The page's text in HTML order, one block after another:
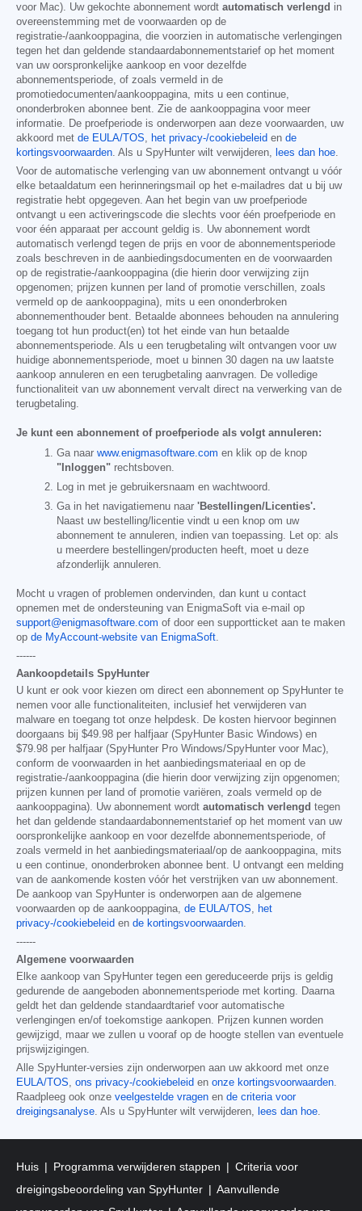
voor Mac). Uw gekochte abonnement wordt automatisch verlengd in
overeenstemming met de voorwaarden op de
registratie-/aankooppagina, die voorzien in automatische verlengingen
tegen het dan geldende standaardabonnementstarief op het moment
van uw oorspronkelijke aankoop en voor dezelfde
abonnementsperiode, of zoals vermeld in de
promotiedocumenten/aankooppagina, mits u een continue,
ononderbroken abonnee bent. Zie de aankooppagina voor meer
informatie. De proefperiode is onderworpen aan deze voorwaarden, uw
akkoord met de EULA/TOS, het privacy-/cookiebeleid en de
kortingsvoorwaarden. Als u SpyHunter wilt verwijderen, lees dan hoe.
Voor de automatische verlenging van uw abonnement ontvangt u vóór
elke betaaldatum een herinneringsmail op het e-mailadres dat u bij uw
registratie hebt opgegeven. Aan het begin van uw proefperiode
ontvangt u een activeringscode die slechts voor één proefperiode en
voor één apparaat per account geldig is. Uw abonnement wordt
automatisch verlengd tegen de prijs en voor de abonnementsperiode
zoals beschreven in de aanbiedingsdocumenten en de voorwaarden
op de registratie-/aankooppagina (die hierin door verwijzing zijn
opgenomen; prijzen kunnen per land of promotie verschillen, zoals
vermeld op de aankooppagina), mits u een ononderbroken
abonnementhouder bent. Betaalde abonnees behouden na annulering
toegang tot hun product(en) tot het einde van hun betaalde
abonnementsperiode. Als u een terugbetaling wilt ontvangen voor uw
huidige abonnementsperiode, moet u binnen 30 dagen na uw laatste
aankoop annuleren en een terugbetaling aanvragen. De volledige
functionaliteit van uw abonnement vervalt direct na verwerking van de
terugbetaling.
Je kunt een abonnement of proefperiode als volgt annuleren:
Ga naar www.enigmasoftware.com en klik op de knop
"Inloggen" rechtsboven.
Log in met je gebruikersnaam en wachtwoord.
Ga in het navigatiemenu naar 'Bestellingen/Licenties'.
Naast uw bestelling/licentie vindt u een knop om uw
abonnement te annuleren, indien van toepassing. Let op: als
u meerdere bestellingen/producten heeft, moet u deze
afzonderlijk annuleren.
Mocht u vragen of problemen ondervinden, dan kunt u contact
opnemen met de ondersteuning van EnigmaSoft via e-mail op
support@enigmasoftware.com of door een supportticket aan te maken
op de MyAccount-website van EnigmaSoft.
------
Aankoopdetails SpyHunter
U kunt er ook voor kiezen om direct een abonnement op SpyHunter te
nemen voor alle functionaliteiten, inclusief het verwijderen van
malware en toegang tot onze helpdesk. De kosten hiervoor beginnen
doorgaans bij $49.98 per halfjaar (SpyHunter Basic Windows) en
$79.98 per halfjaar (SpyHunter Pro Windows/SpyHunter voor Mac),
conform de voorwaarden in het aanbiedingsmateriaal en op de
registratie-/aankooppagina (die hierin door verwijzing zijn opgenomen;
prijzen kunnen per land of promotie variëren, zoals vermeld op de
aankooppagina). Uw abonnement wordt automatisch verlengd tegen
het dan geldende standaardabonnementstarief op het moment van uw
oorspronkelijke aankoop en voor dezelfde abonnementsperiode, of
zoals vermeld in het aanbiedingsmateriaal/op de aankooppagina, mits
u een continue, ononderbroken abonnee bent. U ontvangt een melding
van de aankomende kosten vóór het verstrijken van uw abonnement.
De aankoop van SpyHunter is onderworpen aan de algemene
voorwaarden op de aankooppagina, de EULA/TOS, het
privacy-/cookiebeleid en de kortingsvoorwaarden.
------
Algemene voorwaarden
Elke aankoop van SpyHunter tegen een gereduceerde prijs is geldig
gedurende de aangeboden abonnementsperiode met korting. Daarna
geldt het dan geldende standaardtarief voor automatische
verlengingen en/of toekomstige aankopen. Prijzen kunnen worden
gewijzigd, maar we zullen u vooraf op de hoogte stellen van eventuele
prijswijzigingen.
Alle SpyHunter-versies zijn onderworpen aan uw akkoord met onze
EULA/TOS, ons privacy-/cookiebeleid en onze kortingsvoorwaarden.
Raadpleeg ook onze veelgestelde vragen en de criteria voor
dreigingsanalyse. Als u SpyHunter wilt verwijderen, lees dan hoe.
Huis Programma verwijderen stappen
Criteria voor
dreigingsbeoordeling van SpyHunter
Aanvullende